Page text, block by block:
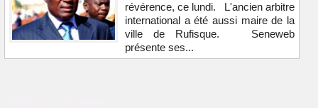
révérence, ce lundi. L'ancien arbitre
international a été aussi maire de la
ville de Rufisque. Seneweb
présente ses...